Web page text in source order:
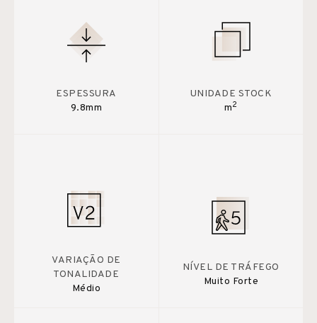
ESPESSURA
9.8mm
UNIDADE STOCK
m2
VARIAÇÃO DE
TONALIDADE
Médio
NÍVEL DE TRÁFEGO
Muito Forte